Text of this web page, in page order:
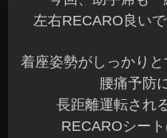
左右RECARO良い
着座姿勢がしっかり
腰痛予防
長距離運転され
RECAROシー